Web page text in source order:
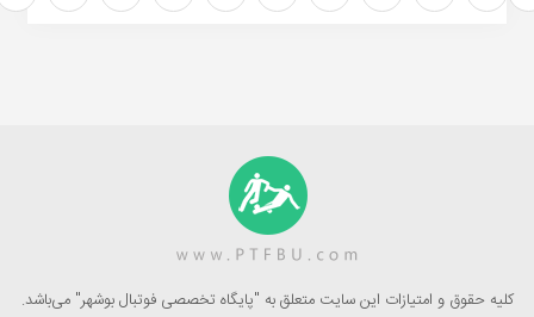
کلیه حقوق و امتیازات این سایت متعلق به "پایگاه تخصصی فوتبال بوشهر" می‌باشد.